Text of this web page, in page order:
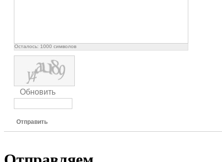
Осталось: 1000 символов
Обновить
Отправить